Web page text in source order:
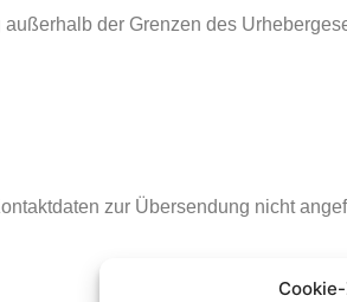
der Grenzen des
zur Übersendung nicht